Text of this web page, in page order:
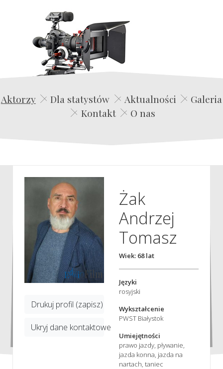
Edwin Film Agencja Aktorska
Aktorzy Dla statystów Aktualności
Galeria
Kontakt
O nas
Drukuj profil (zapisz)
Ukryj dane kontaktowe
Żak
Andrzej
Tomasz
Wiek: 68 lat
Języki
rosyjski
Wykształcenie
PWST Białystok
Umiejętności
prawo jazdy, pływanie,
jazda konna, jazda na
nartach, taniec